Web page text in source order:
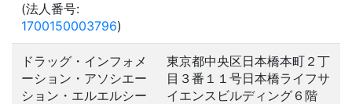
(法人番号:
1700150003796)
ドラッグ・インフォメ
ーション・アソシエー
ション・エルエルシー
東京都中央区日本橋本町２丁
目３番１１号日本橋ライフサ
イエンスビルディング６階